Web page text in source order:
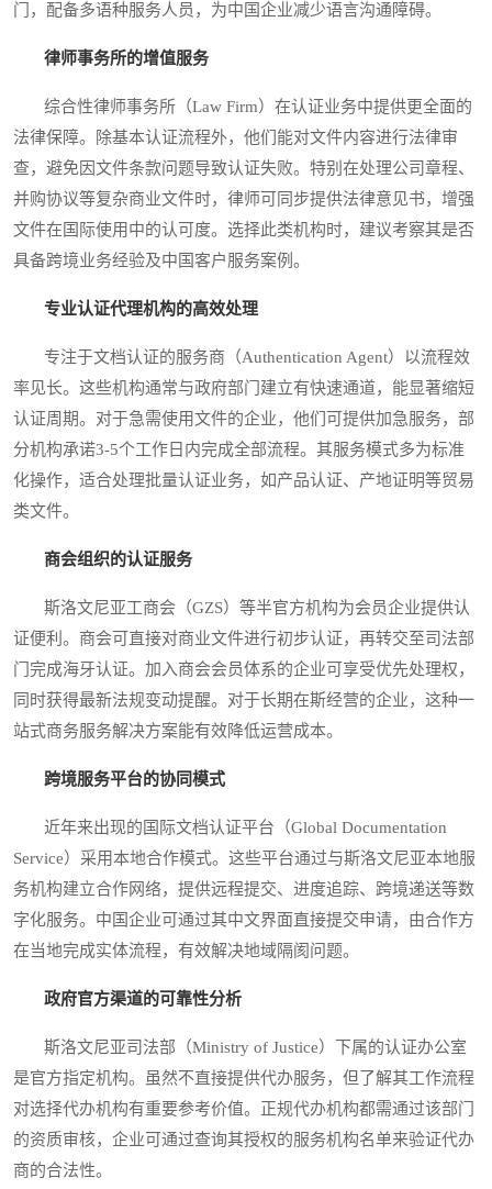
门，配备多语种服务人员，为中国企业减少语言沟通障碍。
律师事务所的增值服务
综合性律师事务所（Law Firm）在认证业务中提供更全面的
法律保障。除基本认证流程外，他们能对文件内容进行法律审
查，避免因文件条款问题导致认证失败。特别在处理公司章程、
并购协议等复杂商业文件时，律师可同步提供法律意见书，增强
文件在国际使用中的认可度。选择此类机构时，建议考察其是否
具备跨境业务经验及中国客户服务案例。
专业认证代理机构的高效处理
专注于文档认证的服务商（Authentication Agent）以流程效
率见长。这些机构通常与政府部门建立有快速通道，能显著缩短
认证周期。对于急需使用文件的企业，他们可提供加急服务，部
分机构承诺3-5个工作日内完成全部流程。其服务模式多为标准
化操作，适合处理批量认证业务，如产品认证、产地证明等贸易
类文件。
商会组织的认证服务
斯洛文尼亚工商会（GZS）等半官方机构为会员企业提供认
证便利。商会可直接对商业文件进行初步认证，再转交至司法部
门完成海牙认证。加入商会会员体系的企业可享受优先处理权，
同时获得最新法规变动提醒。对于长期在斯经营的企业，这种一
站式商务服务解决方案能有效降低运营成本。
跨境服务平台的协同模式
近年来出现的国际文档认证平台（Global Documentation
Service）采用本地合作模式。这些平台通过与斯洛文尼亚本地服
务机构建立合作网络，提供远程提交、进度追踪、跨境递送等数
字化服务。中国企业可通过其中文界面直接提交申请，由合作方
在当地完成实体流程，有效解决地域隔阂问题。
政府官方渠道的可靠性分析
斯洛文尼亚司法部（Ministry of Justice）下属的认证办公室
是官方指定机构。虽然不直接提供代办服务，但了解其工作流程
对选择代办机构有重要参考价值。正规代办机构都需通过该部门
的资质审核，企业可通过查询其授权的服务机构名单来验证代办
商的合法性。